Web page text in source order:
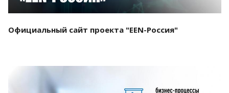
Официальный сайт проекта "EEN-Россия"